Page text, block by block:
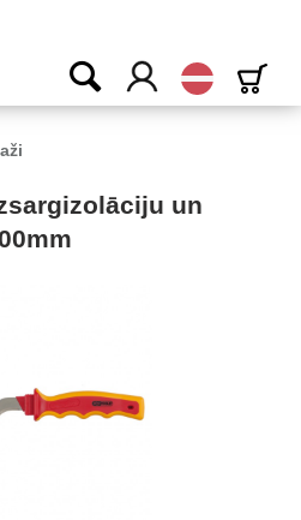
Latvijas
un